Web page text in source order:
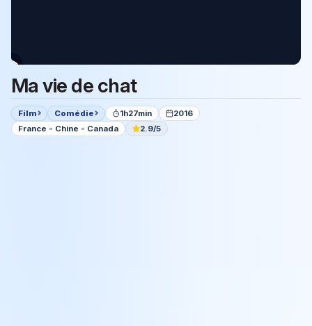
Ma vie de chat
Film Comédie 1h27min
2016
France - Chine - Canada
2.9/5